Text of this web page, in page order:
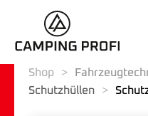
Shop
Schutzhüllen